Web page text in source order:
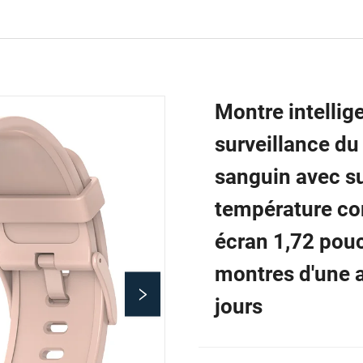
Montre
surveillance
sanguin avec
température
écran 1,72
montres d'une
jours